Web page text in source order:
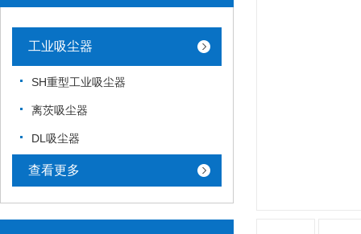
工业吸尘器
SH重型工业吸尘器
离茨吸尘器
DL吸尘器
查看更多